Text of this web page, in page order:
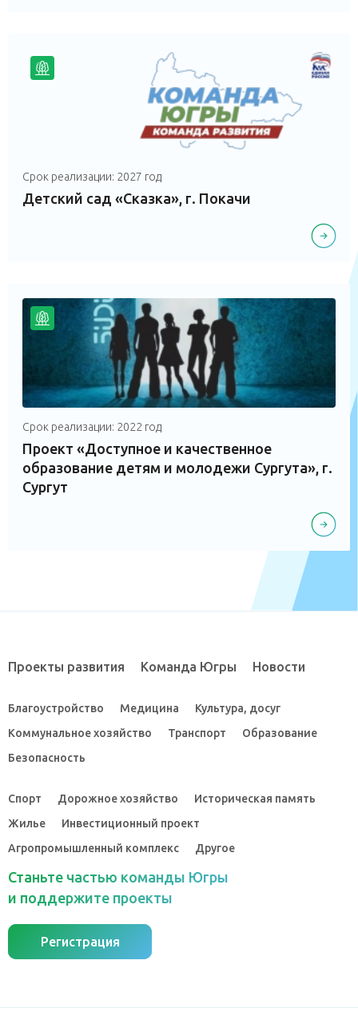
Срок реализации: 2027 год
Детский сад «Сказка», г. Покачи
Срок реализации: 2022 год
Проект «Доступное и качественное
образование детям и молодежи Сургута», г.
Сургут
Проекты развития Команда Югры Новости
Благоустройство Медицина
Культура, досуг
Коммунальное хозяйство
Транспорт
Образование
Безопасность
Спорт Дорожное хозяйство
Историческая память
Жилье
Инвестиционный проект
Агропромышленный комплекс
Другое
Станьте частью команды Югры
и поддержите проекты
Регистрация